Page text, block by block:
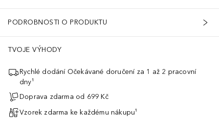
PODROBNOSTI O PRODUKTU
TVOJE VÝHODY
Rychlé dodání Očekávané doručení za 1 až 2 pracovní
dny¹
Doprava zdarma od 699 Kč
Vzorek zdarma ke každému nákupu¹